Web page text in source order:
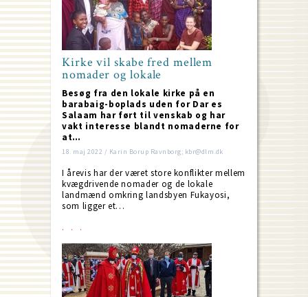
Kirke vil skabe fred mellem
nomader og lokale
Besøg fra den lokale kirke på en
barabaig-boplads uden for Dar es
Salaam har ført til venskab og har
vakt interesse blandt nomaderne for
at…
18. maj 2022 / Karin Borup Ravnborg; kbr@dlm.dk
I årevis har der været store konflikter mellem
kvægdrivende nomader og de lokale
landmænd omkring landsbyen Fukayosi,
som ligger et…